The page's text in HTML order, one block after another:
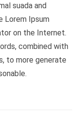
suada and
Lorem Ipsum
on the Internet.
combined with
to more generate